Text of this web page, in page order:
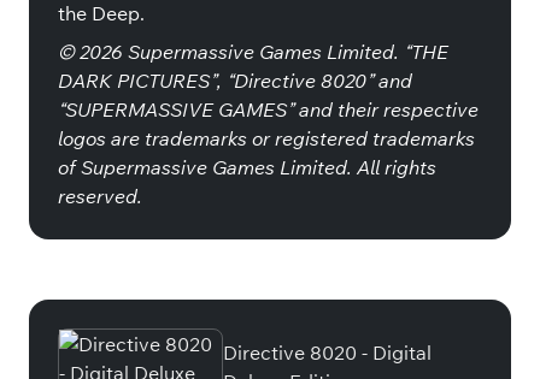
the Deep.
© 2026 Supermassive Games Limited. “THE
DARK PICTURES”, “Directive 8020” and
“SUPERMASSIVE GAMES” and their respective
logos are trademarks or registered trademarks
of Supermassive Games Limited. All rights
reserved.
Directive 8020 - Digital